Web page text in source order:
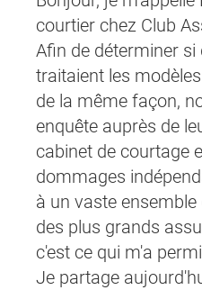
courtier chez Club
Afin de déterminer
traitaient les
de la même façon,
enquête auprès de
cabinet de courtage
dommages
à un vaste
des plus grands
c'est ce qui m'a
Je partage